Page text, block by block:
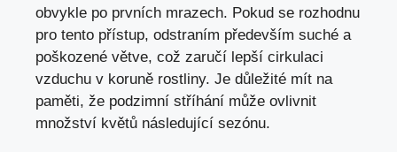
obvykle po prvních mrazech. Pokud se rozhodnu
pro tento přístup, odstraním především suché a
poškozené větve, což zaručí lepší cirkulaci
vzduchu v koruně rostliny. Je důležité mít na
paměti, že podzimní stříhání může ovlivnit
množství květů následující sezónu.